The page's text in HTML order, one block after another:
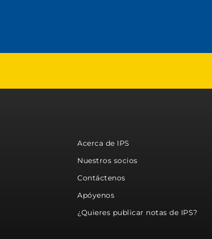
Acerca de IPS
Nuestros socios
Contáctenos
Apóyenos
¿Quieres publicar notas de IPS?